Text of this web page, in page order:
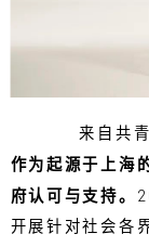
来自共
作为起源于上海
府认可与支持。
开展针对社会各